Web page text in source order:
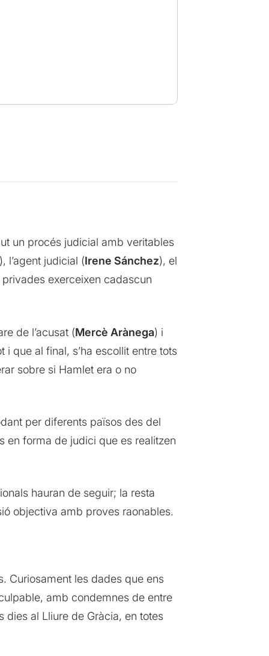
un procés judicial amb veritables
l’agent judicial (Irene Sánchez), el
exerceixen cadascun
de l’acusat (Mercè Arànega) i
que al final, s’ha escollit entre tots
sobre si Hamlet era o no
per diferents països des del
en forma de judici que es realitzen
hauran de seguir; la resta
objectiva amb proves raonables.
Curiosament les dades que ens
amb condemnes de entre
dies al Lliure de Gràcia, en totes